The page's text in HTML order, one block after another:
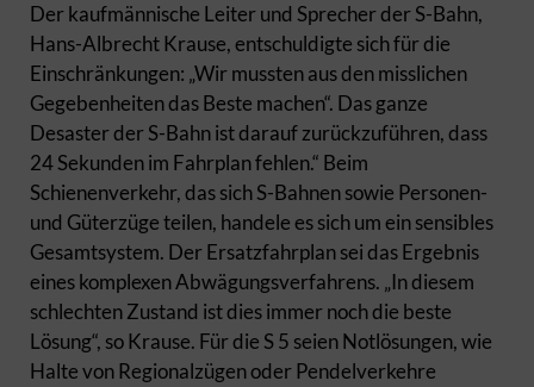
Der kaufmännische Leiter und Sprecher der S-Bahn,
Hans-Albrecht Krause, entschuldigte sich für die
Einschränkungen: „Wir mussten aus den misslichen
Gegebenheiten das Beste machen“. Das ganze
Desaster der S-Bahn ist darauf zurückzuführen, dass
24 Sekunden im Fahrplan fehlen.“ Beim
Schienenverkehr, das sich S-Bahnen sowie Personen-
und Güterzüge teilen, handele es sich um ein sensibles
Gesamtsystem. Der Ersatzfahrplan sei das Ergebnis
eines komplexen Abwägungsverfahrens. „In diesem
schlechten Zustand ist dies immer noch die beste
Lösung“, so Krause. Für die S 5 seien Notlösungen, wie
Halte von Regionalzügen oder Pendelverkehre